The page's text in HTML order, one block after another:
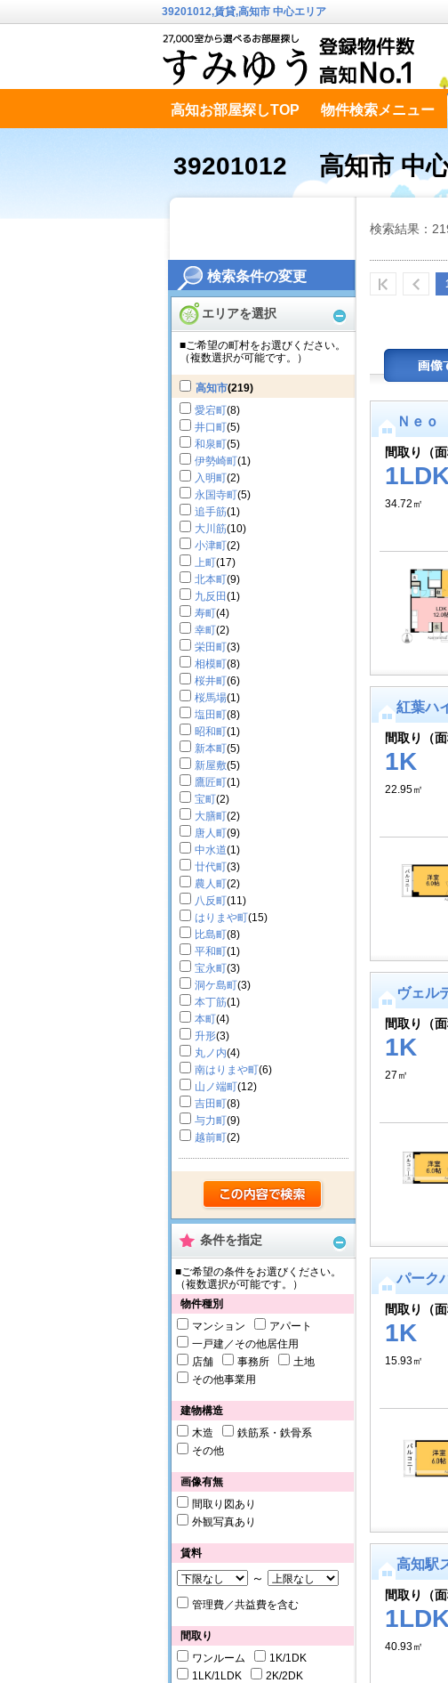
検索条件の変更
エリアを選択
■ご希望の町村をお選びください。
（複数選択が可能です。）
高知市(219)
愛宕町(8)
井口町(5)
和泉町(5)
伊勢崎町(1)
入明町(2)
永国寺町(5)
追手筋(1)
大川筋(10)
小津町(2)
上町(17)
北本町(9)
九反田(1)
寿町(4)
幸町(2)
栄田町(3)
相模町(8)
桜井町(6)
桜馬場(1)
塩田町(8)
昭和町(1)
新本町(5)
新屋敷(5)
鷹匠町(1)
宝町(2)
大膳町(2)
唐人町(9)
中水道(1)
廿代町(3)
農人町(2)
八反町(11)
はりまや町(15)
比島町(8)
平和町(1)
宝永町(3)
洞ケ島町(3)
本丁筋(1)
本町(4)
升形(3)
丸ノ内(4)
南はりまや町(6)
山ノ端町(12)
吉田町(8)
与力町(9)
越前町(2)
条件を指定
■ご希望の条件をお選びください。
（複数選択が可能です。）
物件種別
マンション
アパート
一戸建／その他居住用
店舗
事務所
土地
その他事業用
建物構造
木造
鉄筋系・鉄骨系
その他
画像有無
間取り図あり
外観写真あり
賃料
～
管理費／共益費を含む
間取り
ワンルーム
1K/1DK
1LK/1LDK
2K/2DK
39201012,賃貸,高知市 中心エリア
高知お部屋探しTOP 物件検索メニュー
テキストデータ
39201012 高知市 中
検索結果：
Ｎｅｏ
間取り（面
1LDK
34.72㎡
紅葉ハ
間取り（面
1K
22.95㎡
ヴェル
間取り（面
1K
27㎡
パーク
間取り（面
1K
15.93㎡
高知駅
間取り（面
1LDK
40.93㎡